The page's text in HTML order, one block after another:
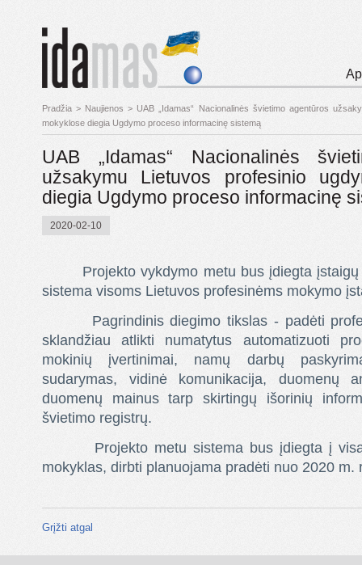
Pradžia > Naujienos >UAB „Idamas“ Nacionalinės švietimo agentūros
mokyklose diegia Ugdymo proceso informacinę sistemą
UAB „Idamas“ Nacionalinės
užsakymu Lietuvos profesinio
diegia Ugdymo proceso informacinę
2020-02-10
Projekto vykdymo metu bus įdiegta įstaigų
sistema visoms Lietuvos profesinėms mokymo
Pagrindinis diegimo tikslas - padėti
sklandžiau atlikti numatytus automatizuoti
mokinių įvertinimai, namų darbų
sudarymas, vidinė komunikacija, duomenų
duomenų mainus tarp skirtingų išorinių
švietimo registrų.
Projekto metu sistema bus įdiegta į
mokyklas, dirbti planuojama pradėti nuo 2020 m.
Grįžti atgal